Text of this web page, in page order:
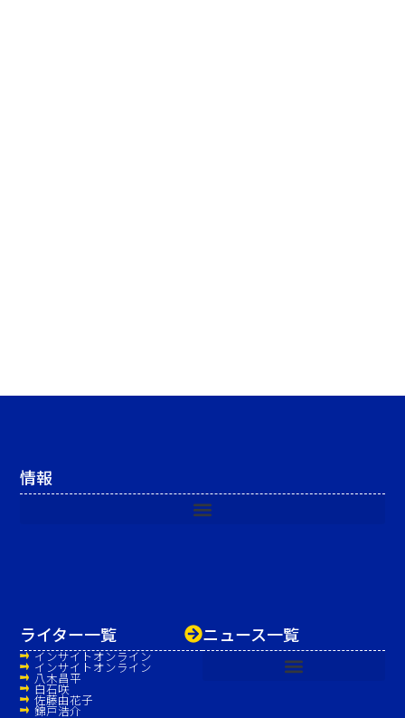
ニュース一覧
ライター一覧
インサイトオンライン
インサイトオンライン
八木昌平
白石咲
佐藤由花子
錦戸浩介
情報